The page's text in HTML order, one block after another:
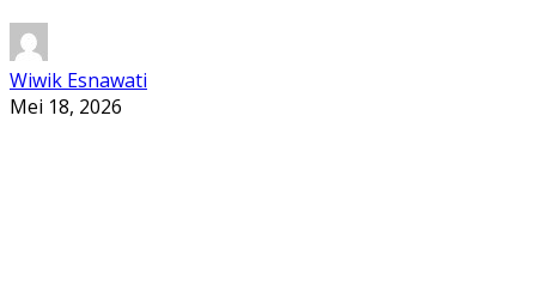
Wiwik Esnawati
Mei 18, 2026